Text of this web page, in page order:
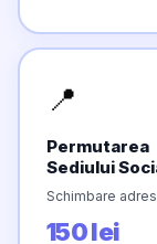
📍
Permutarea
Sediului
Schimbare
150 lei